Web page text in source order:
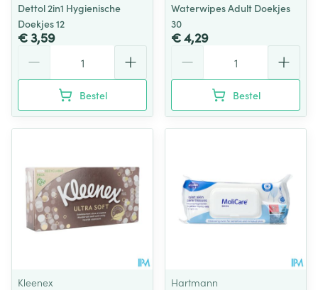
Dettol 2in1 Hygienische
Doekjes 12
€ 3,59
Bestel
Waterwipes Adult Doekjes
30
€ 4,29
Bestel
Kleenex
Hartmann